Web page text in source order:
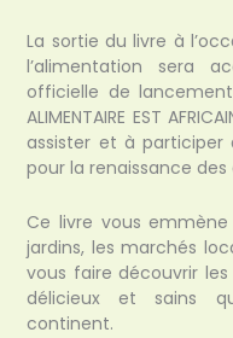
La sortie du livre à
l’alimentation sera
officielle de
ALIMENTAIRE EST
assister et à
pour la renaissance
Ce livre vous
jardins, les marchés
vous faire découvrir
délicieux et sains
continent.